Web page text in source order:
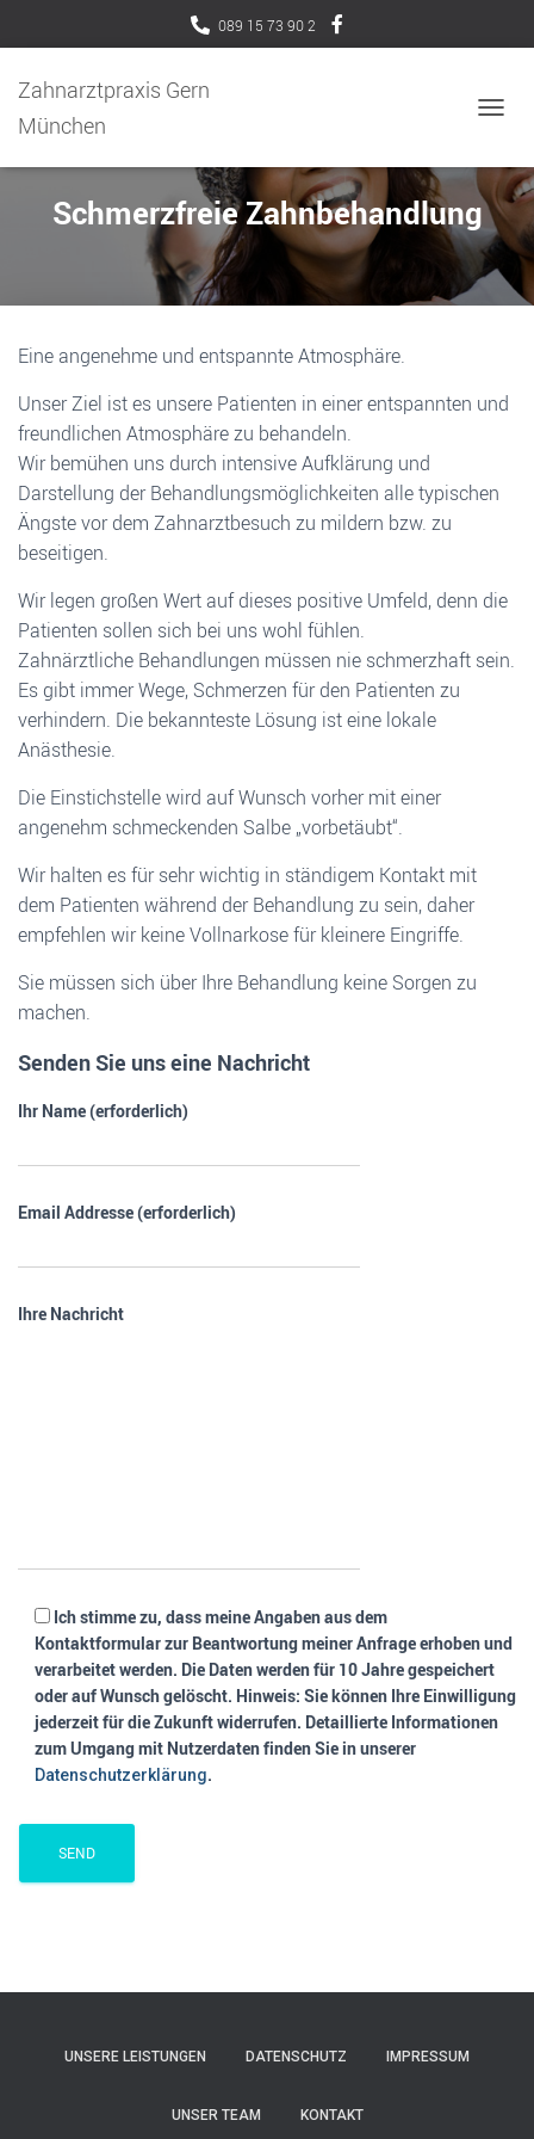
089 15 73 90 2
Zahnarztpraxis Gern
München
V
G
A
O
S
L
Schmerzfreie Zahnbehandlung
Eine angenehme und entspannte Atmosphäre.
Unser Ziel ist es unsere Patienten in einer entspannten und
freundlichen Atmosphäre zu behandeln.
Wir bemühen uns durch intensive Aufklärung und
Darstellung der Behandlungsmöglichkeiten alle typischen
Ängste vor dem Zahnarztbesuch zu mildern bzw. zu
beseitigen.
Wir legen großen Wert auf dieses positive Umfeld, denn die
Patienten sollen sich bei uns wohl fühlen.
Zahnärztliche Behandlungen müssen nie schmerzhaft sein.
Es gibt immer Wege, Schmerzen für den Patienten zu
verhindern. Die bekannteste Lösung ist eine lokale
Anästhesie.
Die Einstichstelle wird auf Wunsch vorher mit einer
angenehm schmeckenden Salbe „vorbetäubt“.
Wir halten es für sehr wichtig in ständigem Kontakt mit
dem Patienten während der Behandlung zu sein, daher
empfehlen wir keine Vollnarkose für kleinere Eingriffe.
Sie müssen sich über Ihre Behandlung keine Sorgen zu
machen.
Senden Sie uns eine Nachricht
Ihr Name (erforderlich)
Email Addresse (erforderlich)
Ihre Nachricht
Ich stimme zu, dass meine Angaben aus dem
Kontaktformular zur Beantwortung meiner Anfrage erhoben und
verarbeitet werden. Die Daten werden für 10 Jahre gespeichert
oder auf Wunsch gelöscht. Hinweis: Sie können Ihre Einwilligung
jederzeit für die Zukunft widerrufen. Detaillierte Informationen
zum Umgang mit Nutzerdaten finden Sie in unserer
Datenschutzerklärung.
UNSERE LEISTUNGEN DATENSCHUTZ IMPRESSUM
UNSER TEAM KONTAKT